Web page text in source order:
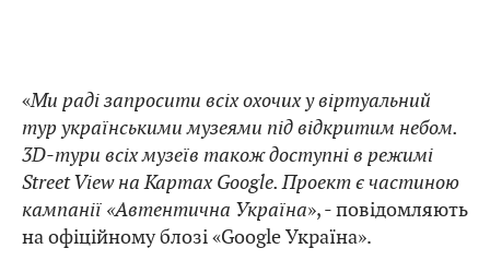
«Ми раді запросити всіх охочих у віртуальний
тур українськими музеями під відкритим небом.
3D-тури всіх музеїв також доступні в режимі
Street View на Картах Google. Проект є частиною
кампанії «Автентична Україна», - повідомляють
на офіційному блозі «Google Україна».